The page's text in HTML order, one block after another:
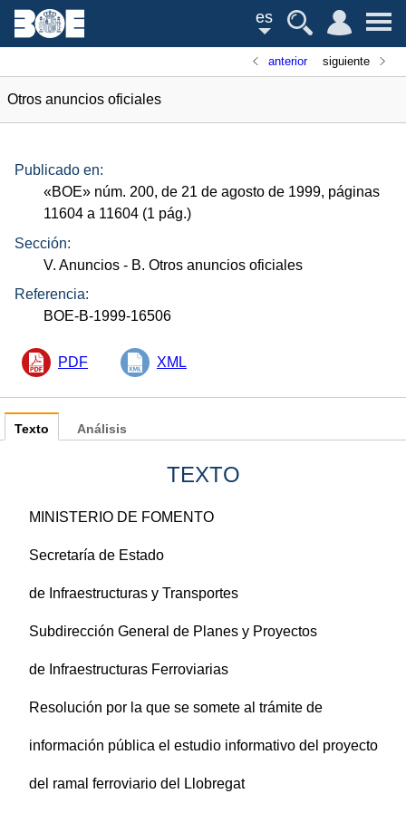
es
anterior siguiente
Otros anuncios oficiales
Publicado en:
«BOE» núm. 200, de 21 de agosto de 1999, páginas
11604 a 11604 (1 pág.)
Sección:
V. Anuncios - B. Otros anuncios oficiales
Referencia:
BOE-B-1999-16506
PDF XML
Texto
TEXTO
MINISTERIO DE FOMENTO
Secretaría de Estado
de Infraestructuras y Transportes
Subdirección General de Planes y Proyectos
de Infraestructuras Ferroviarias
Resolución por la que se somete al trámite de
información pública el estudio informativo del proyecto
del ramal ferroviario del Llobregat
Análisis